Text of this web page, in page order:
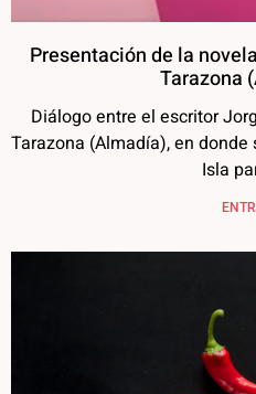
Presentación de la
Tarazona
Diálogo entre el escritor
Tarazona (Almadía), en
Isla